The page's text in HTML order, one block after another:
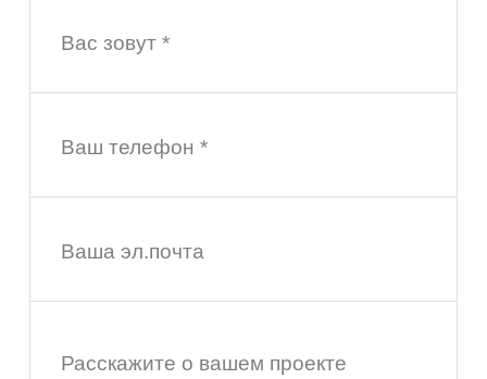
Вас зовут *
Ваш телефон *
Ваша эл.почта
Расскажите о вашем проекте